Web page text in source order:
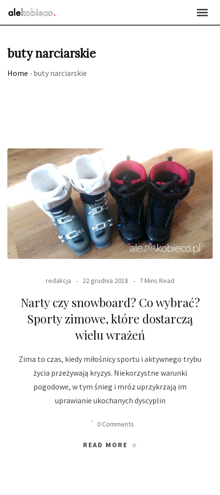
buty narciarskie
Home -buty narciarskie
redakcja 22 grudnia 2018 7 Mins Read
Narty czy snowboard? Co wybrać?
Sporty zimowe, które dostarczą
wielu wrażeń
Zima to czas, kiedy miłośnicy sportu i aktywnego trybu
życia przeżywają kryzys. Niekorzystne warunki
pogodowe, w tym śnieg i mróz uprzykrzają im
uprawianie ukochanych dyscyplin
0 Comments
READ MORE